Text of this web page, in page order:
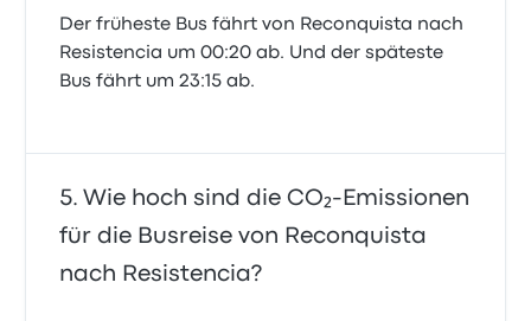
Der früheste Bus fährt von Reconquista nach
Resistencia um 00:20 ab. Und der späteste
Bus fährt um 23:15 ab.
Wie hoch sind die CO₂-Emissionen
für die Busreise von Reconquista
nach Resistencia?